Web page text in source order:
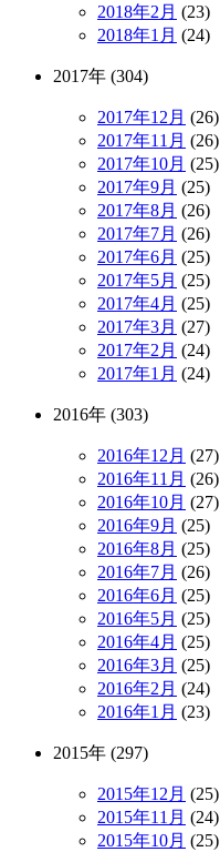
2018年2月 (23)
2018年1月 (24)
2017年 (304)
2017年12月 (26)
2017年11月 (26)
2017年10月 (25)
2017年9月 (25)
2017年8月 (26)
2017年7月 (26)
2017年6月 (25)
2017年5月 (25)
2017年4月 (25)
2017年3月 (27)
2017年2月 (24)
2017年1月 (24)
2016年 (303)
2016年12月 (27)
2016年11月 (26)
2016年10月 (27)
2016年9月 (25)
2016年8月 (25)
2016年7月 (26)
2016年6月 (25)
2016年5月 (25)
2016年4月 (25)
2016年3月 (25)
2016年2月 (24)
2016年1月 (23)
2015年 (297)
2015年12月 (25)
2015年11月 (24)
2015年10月 (25)